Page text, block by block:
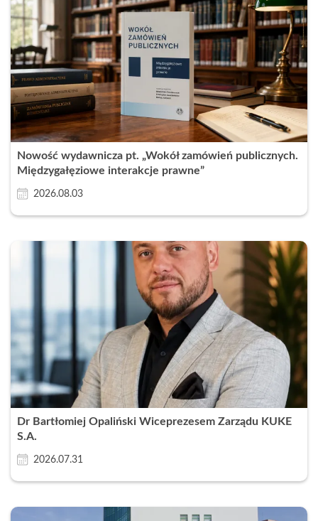
Nowość wydawnicza pt. „Wokół zamówień publicznych.
Międzygałęziowe interakcje prawne”
2026.08.03
Dr Bartłomiej Opaliński Wiceprezesem Zarządu KUKE
S.A.
2026.07.31